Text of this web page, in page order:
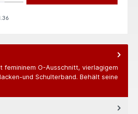
femininem O-Ausschnitt, vierlagigem
und Schulterband. Behält seine